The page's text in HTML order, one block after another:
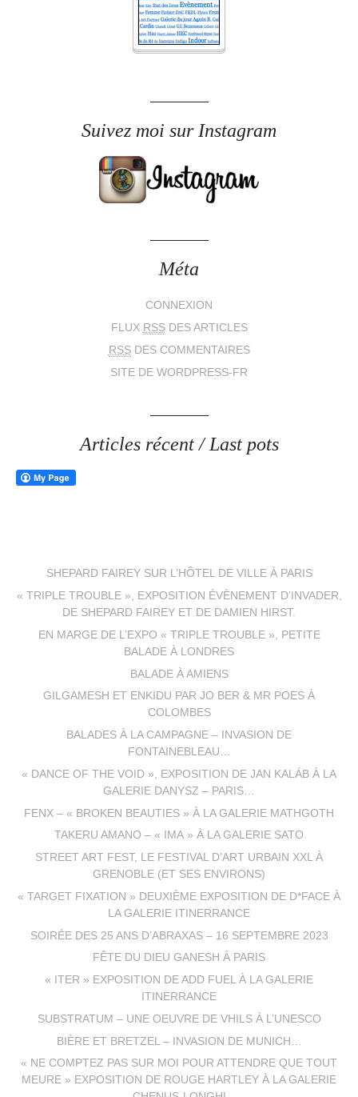
Suivez moi sur Instagram
Méta
CONNEXION
FLUX RSSDES ARTICLES
RSSDES COMMENTAIRES
SITE DE WORDPRESS-FR
Articles récent / Last pots
SHEPARD FAIREY SUR L’HÔTEL DE VILLE À PARIS
« TRIPLE TROUBLE », EXPOSITION ÉVÈNEMENT D’INVADER,
DE SHEPARD FAIREY ET DE DAMIEN HIRST.
EN MARGE DE L’EXPO « TRIPLE TROUBLE », PETITE
BALADE À LONDRES
BALADE À AMIENS
GILGAMESH ET ENKIDU PAR JO BER & MR POES À
COLOMBES
BALADES À LA CAMPAGNE – INVASION DE
FONTAINEBLEAU…
« DANCE OF THE VOID », EXPOSITION DE JAN KALÁB À LA
GALERIE DANYSZ – PARIS…
FENX – « BROKEN BEAUTIES » À LA GALERIE MATHGOTH
TAKERU AMANO – « IMA » À LA GALERIE SATO
STREET ART FEST, LE FESTIVAL D’ART URBAIN XXL À
GRENOBLE (ET SES ENVIRONS)
« TARGET FIXATION » DEUXIÈME EXPOSITION DE D*FACE À
LA GALERIE ITINERRANCE
SOIRÉE DES 25 ANS D’ABRAXAS – 16 SEPTEMBRE 2023
FÊTE DU DIEU GANESH À PARIS
« ITER » EXPOSITION DE ADD FUEL À LA GALERIE
ITINERRANCE
SUBSTRATUM – UNE OEUVRE DE VHILS À L’UNESCO
BIÈRE ET BRETZEL – INVASION DE MUNICH…
« NE COMPTEZ PAS SUR MOI POUR ATTENDRE QUE TOUT
MEURE » EXPOSITION DE ROUGE HARTLEY À LA GALERIE